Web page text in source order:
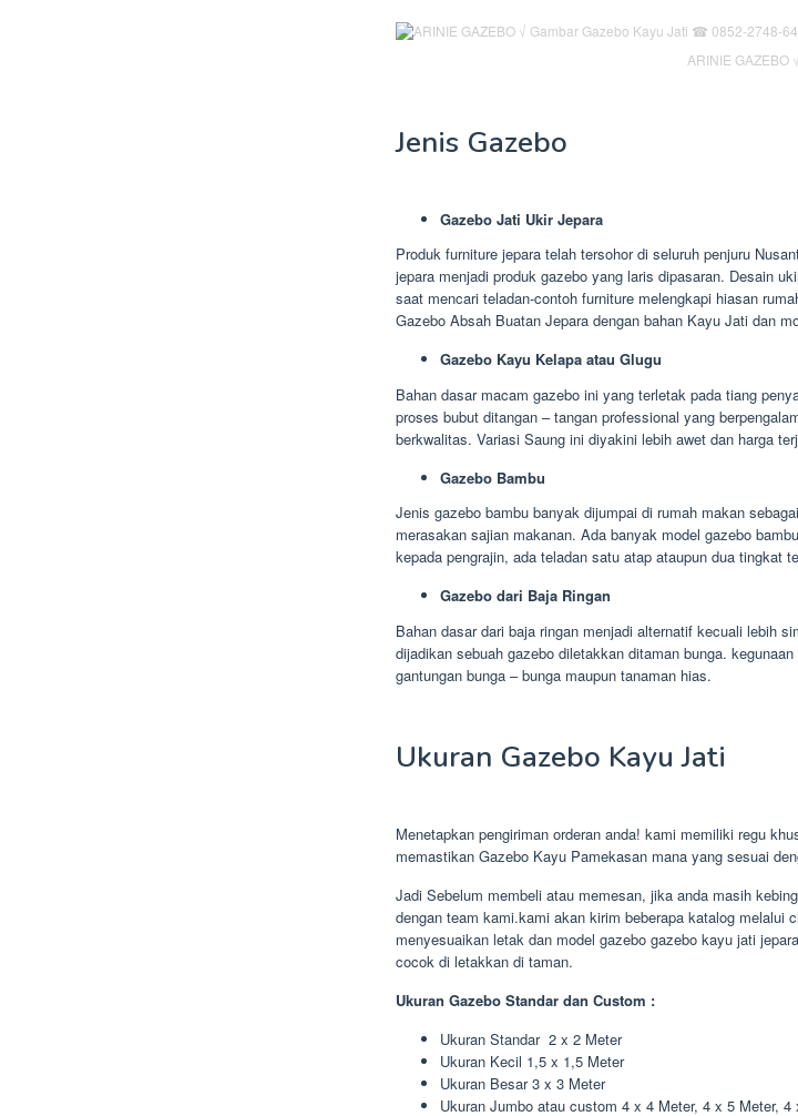
ARINIE
Jenis Gazebo
Gazebo Jati Ukir Jepara
Produk furniture jepara telah tersohor di seluruh penjuru
jepara menjadi produk gazebo yang laris dipasaran. Desain
saat mencari teladan-contoh furniture melengkapi hiasan
Gazebo Absah Buatan Jepara dengan bahan Kayu Jati dan
Gazebo Kayu Kelapa atau Glugu
Bahan dasar macam gazebo ini yang terletak pada tiang
proses bubut ditangan – tangan professional yang
berkwalitas. Variasi Saung ini diyakini lebih awet dan harga
Gazebo Bambu
Jenis gazebo bambu banyak dijumpai di rumah makan
merasakan sajian makanan. Ada banyak model gazebo
kepada pengrajin, ada teladan satu atap ataupun dua tingkat
Gazebo dari Baja Ringan
Bahan dasar dari baja ringan menjadi alternatif kecuali lebih
dijadikan sebuah gazebo diletakkan ditaman bunga.
gantungan bunga – bunga maupun tanaman hias.
Ukuran Gazebo Kayu Jati
Menetapkan pengiriman orderan anda! kami memiliki regu
memastikan Gazebo Kayu Pamekasan mana yang sesuai
Jadi Sebelum membeli atau memesan, jika anda masih
dengan team kami.kami akan kirim beberapa katalog melalui
menyesuaikan letak dan model gazebo gazebo kayu jati
cocok di letakkan di taman.
Ukuran Gazebo Standar dan Custom :
Ukuran Standar 2 x 2 Meter
Ukuran Kecil 1,5 x 1,5 Meter
Ukuran Besar 3 x 3 Meter
Ukuran Jumbo atau custom 4 x 4 Meter, 4 x 5 Meter,